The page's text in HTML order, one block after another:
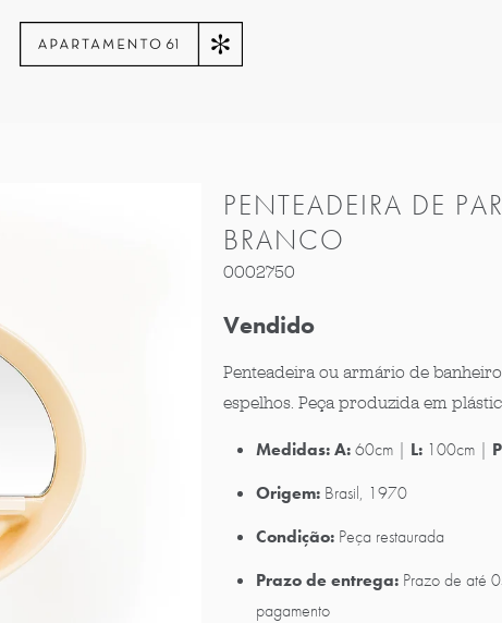
PENTEADEIRA DE
BRANCO
0002750
Vendido
Penteadeira ou armário de
espelhos. Peça produzida em
Medidas:A:60cm | L: 100cm |
Origem: Brasil, 1970
Condição: Peça restaurada
Prazo de entrega: Prazo de até
pagamento